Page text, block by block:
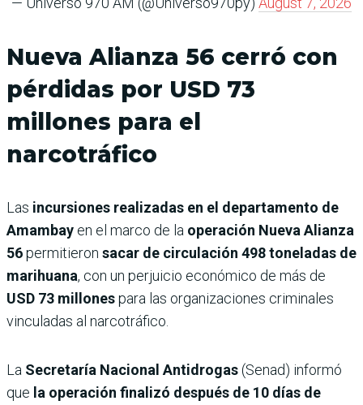
Nueva Alianza 56 cerró con
pérdidas por USD 73
millones para el
narcotráfico
Las incursiones realizadas en el departamento de
Amambay en el marco de la operación Nueva Alianza
56permitieron sacar de circulación 498 toneladas de
marihuana, con un perjuicio económico de más de
USD 73 millonespara las organizaciones criminales
vinculadas al narcotráfico.
La Secretaría Nacional Antidrogas(Senad) informó
que la operación finalizó después de 10 días de